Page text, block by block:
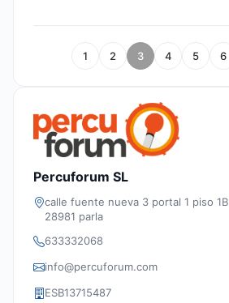
1 2 3 4 5 6
Percuforum SL
calle fuente nueva 3 portal 1 piso 1B
28981 parla
633332068
info@percuforum.com
ESB13715487